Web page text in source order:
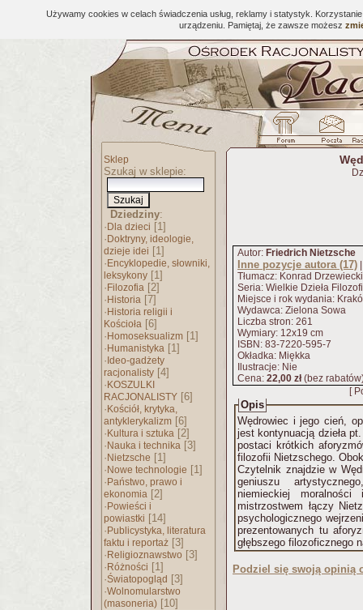
Używamy cookies w celach świadczenia usług, reklamy i statystyk.
urządzeniu. Pamiętaj, że zawsze możesz
Sklep
Szukaj w sklepie:
Dziedziny:
· Dla dzieci [1]
· Doktryny, ideologie,
dzieje idei [1]
· Encyklopedie, słowniki,
leksykony [1]
· Filozofia [2]
· Historia [7]
· Historia religii i
Kościoła [6]
· Homoseksualizm [1]
· Humanistyka [1]
· Ideo-gadżety
racjonalisty [4]
· KOSZULKI
RACJONALISTY [6]
· Kościół, krytyka,
antyklerykalizm [6]
· Kultura i sztuka [2]
· Nauka i technika [3]
· Nietzsche [1]
· Nowe technologie [1]
· Państwo, prawo i
ekonomia [2]
· Powieści i
powiastki [14]
· Publicystyka, literatura
faktu i reportaż [3]
· Religioznawstwo [3]
· Różności [1]
·Światopogląd [3]
·Wolnomularstwo
(masoneria) [10]
Autor: Friedrich Nietzsche
Inne pozycje autora (17)
Tłumacz: Konrad Drzewiecki
Seria: Wielkie Dzieła
Miejsce i rok wydania:
Wydawca: Zielona Sowa
Liczba stron: 261
Wymiary: 12x19 cm
ISBN: 83-7220-595-7
Okładka: Miękka
Ilustracje: Nie
Cena: 22,00 zł(bez
[
Opis
Wędrowiec i jego cień,
jest kontynuacją dzieła
postaci krótkich
filozofii Nietzschego.
Czytelnik znajdzie w
geniuszu
niemieckiej
mistrzostwem łączy
psychologicznego
prezentowanych tu
głębszego filozoficznego
Podziel się swoją opinią